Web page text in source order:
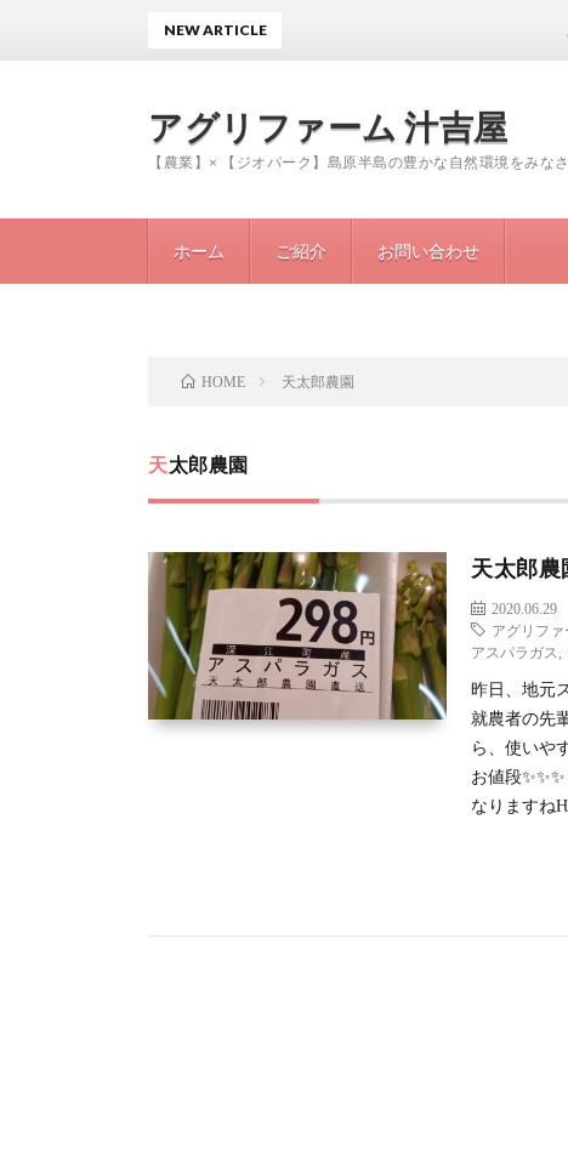
アグリファーム 汁吉屋
【農業】× 【ジオパーク】島原半島の豊かな自然環境をみな
ホーム ご紹介 お問い合わせ
NEW ARTICLE 土
HOME 天太郎農園
天太郎農園
天太郎農
2020.06.29
アグリファ
アスパラガス
昨日、地元
就農者の先
ら、使いや
お値段
なりますね